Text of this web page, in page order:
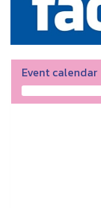
Event calendar